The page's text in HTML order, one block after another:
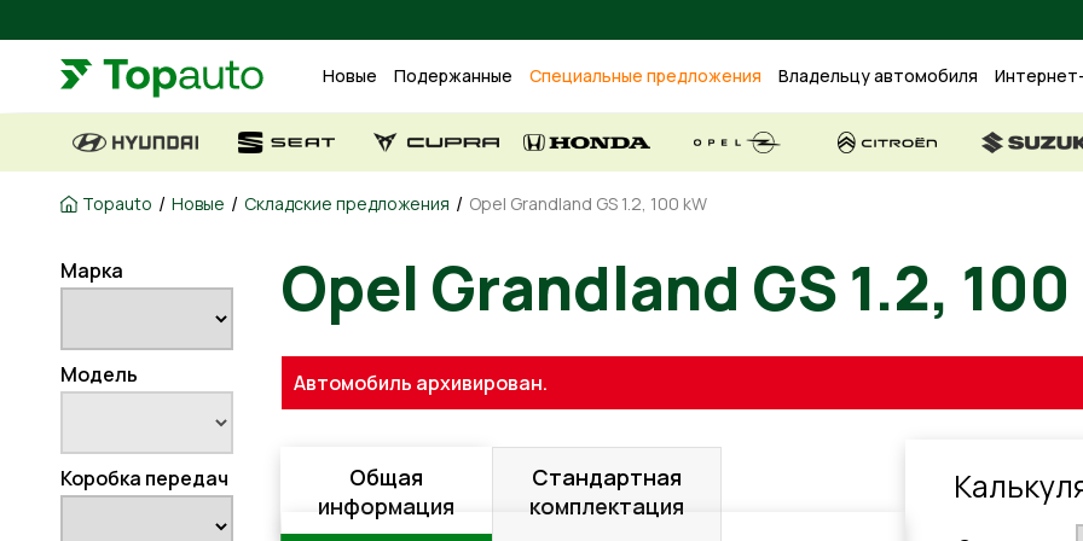
Новые Подержанные Специальные предложения Владельцу автомобиля
Topauto / Новые / Складские предложения / Opel Grandland GS 1.2, 100 kW
Марка
Модель
Коробка передач
Opel Grandland GS 1.2,
Автомобиль архивирован.
Общая
информация
Стандартная
комплектация